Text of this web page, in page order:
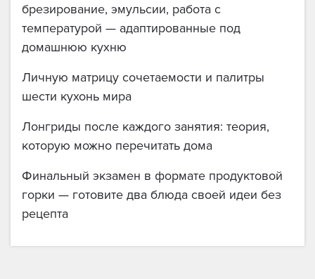
брезирование, эмульсии, работа с
температурой — адаптированные под
домашнюю кухню
Личную матрицу сочетаемости и палитры
шести кухонь мира
Лонгриды после каждого занятия: теория,
которую можно перечитать дома
Финальный экзамен в формате продуктовой
горки — готовите два блюда своей идеи без
рецепта